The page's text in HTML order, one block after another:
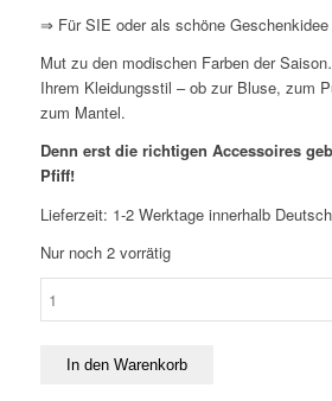
⇒ Für SIE oder als schöne Geschenkidee
Mut zu den modischen Farben der
Ihrem Kleidungsstil – ob zur Bluse, zum
zum Mantel.
Denn erst die richtigen Accessoires
Pfiff!
Lieferzeit: 1-2 Werktage innerhalb
Nur noch 2 vorrätig
In den Warenkorb